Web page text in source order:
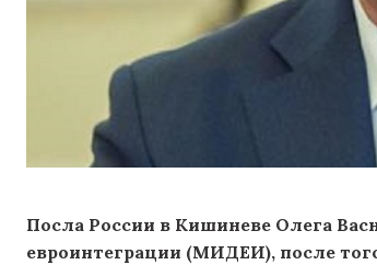
Посла России в Кишиневе Олега
евроинтеграции (МИДЕИ), после